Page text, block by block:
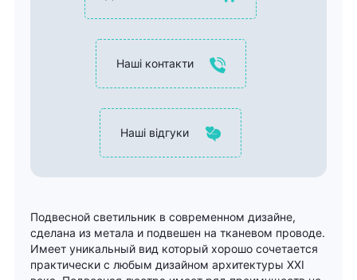
Наші контакти
Наші відгуки
Подвесной светильник в современном дизайне,
сделана из метала и подвешен на тканевом проводе.
Имеет уникальный вид который хорошо сочетается
практически с любым дизайном архитектуры XXI